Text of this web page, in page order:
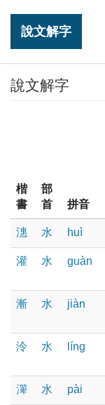
說文解字
說文解字
楷
書
部
首
拼音
潓 水 huì
灌 水 ɡuàn
漸 水 jiàn
泠 水 línɡ
㵺 水 pài